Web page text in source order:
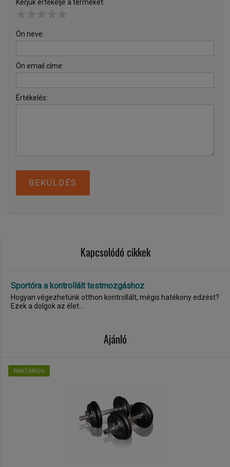
Kérjük értékelje a terméket:
Ön neve:
Ön email címe:
Értékelés:
BEKÜLDÉS
Kapcsolódó cikkek
Sportóra a kontrollált testmozgáshoz
Hogyan végezhetünk otthon kontrollált, mégis hatékony edzést?
Ezek a dolgok az élet...
Ajánló
RAKTÁRON